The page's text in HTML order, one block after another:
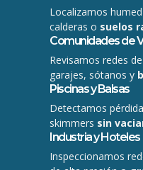
Localizamos
calderas o suelos
Comunidades de
Revisamos redes
garajes, sótanos y
Piscinas y Balsas
Detectamos
skimmers sin
Industria y Hoteles
Inspeccionamos